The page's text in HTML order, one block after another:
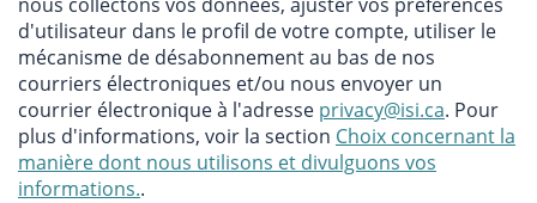
d'utilisateur dans le profil de votre compte, utiliser le
mécanisme de désabonnement au bas de nos
courriers électroniques et/ou nous envoyer un
courrier électronique à l'adresse privacy@isi.ca. Pour
plus d'informations, voir la section Choix concernant la
manière dont nous utilisons et divulguons vos
informations..